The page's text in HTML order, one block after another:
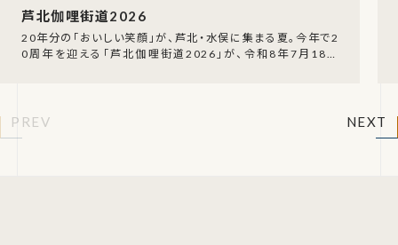
芦北伽哩街道2026
20年分の「おいしい笑顔」が、芦北・水俣に集まる夏。今年で2
0周年を迎える「芦北伽哩街道2026」が、令和8年7月18日
PREV NEXT